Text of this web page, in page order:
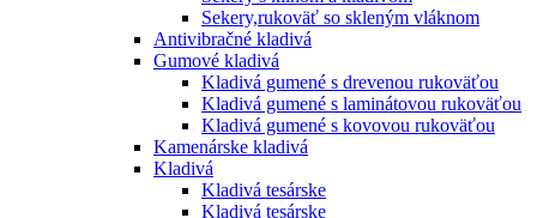
Sekery,rukoväť so skleným vláknom
Antivibračné kladivá
Gumové kladivá
Kladivá gumené s drevenou rukoväťou
Kladivá gumené s laminátovou rukoväťou
Kladivá gumené s kovovou rukoväťou
Kamenárske kladivá
Kladivá
Kladivá tesárske
Kladivá tesárske